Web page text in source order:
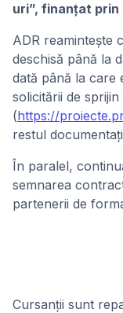
uri”, finanțat prin
ADR reamintește
deschisă până la
dată până la care
solicitării de
(https://
restul
În paralel,
semnarea
partenerii de
Cursanții sunt